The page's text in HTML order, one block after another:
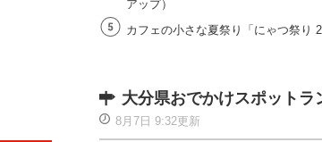
アップ）
カフェの小さな夏祭り「にゃつ祭り
大分県おでかけスポットラ
8月7日 9:32更新